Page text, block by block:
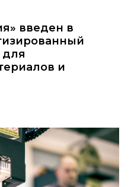
введен в
и